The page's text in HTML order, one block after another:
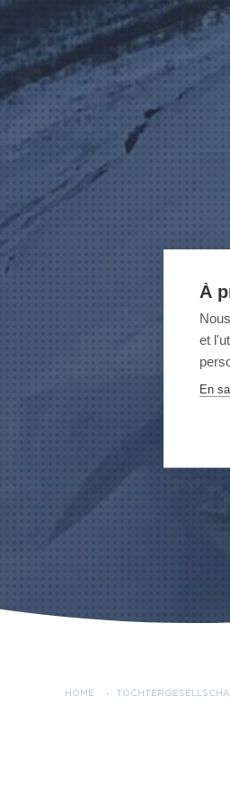
HOME ·
À
et
En